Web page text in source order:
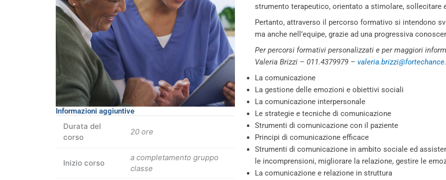
Informazioni aggiuntive
Durata del
corso
20 ore
Inizio corso
a completamento gruppo
classe
strumento terapeutico, orientato a stimolare, sollecitare
Pertanto, attraverso il percorso formativo si intendono
ma anche nell’equipe, grazie ad una progressiva
Per percorsi formativi personalizzati e per maggiori
Valeria Brizzi – 011.4379979 –
La comunicazione
La gestione delle emozioni e obiettivi sociali
La comunicazione interpersonale
Le strategie e tecniche di comunicazione
Strumenti di comunicazione con il paziente
Principi di comunicazione efficace
Strumenti di comunicazione in ambito sociale ed
le incomprensioni, migliorare la relazione, gestire le
La comunicazione e relazione in struttura